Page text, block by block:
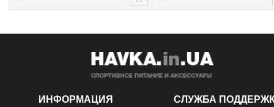
ИНФОРМАЦИЯ СЛУЖБА